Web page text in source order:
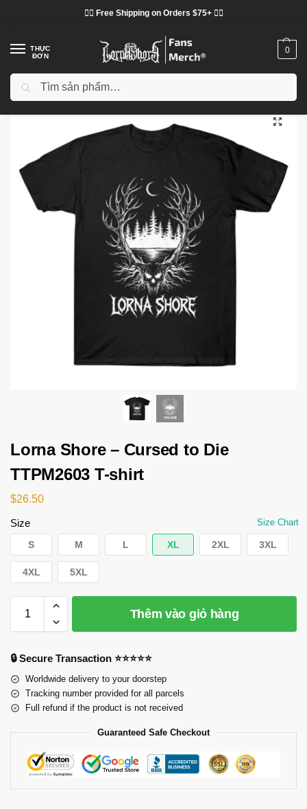
❤️‍🔥 Free Shipping on Orders $75+ ❤️‍🔥
THỰC
ĐƠN
0
Trang chủ / Cửa hàng / Lorna Shore vải
Lorna Shore – Cursed to Die
TTPM2603 T-shirt
$26.50
Size Size Chart
S M L XL 2XL 3XL
4XL 5XL
Thêm vào giỏ hàng
🔒 Secure Transaction ⭐⭐⭐⭐⭐
Worldwide delivery to your doorstep
Tracking number provided for all parcels
Full refund if the product is not received
Guaranteed Safe Checkout